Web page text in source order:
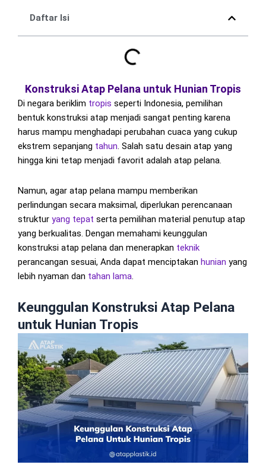
Daftar Isi
Konstruksi Atap Pelana untuk Hunian Tropis
Di negara beriklim tropis seperti Indonesia, pemilihan
bentuk konstruksi atap menjadi sangat penting karena
harus mampu menghadapi perubahan cuaca yang cukup
ekstrem sepanjang tahun. Salah satu desain atap yang
hingga kini tetap menjadi favorit adalah atap pelana.
Namun, agar atap pelana mampu memberikan
perlindungan secara maksimal, diperlukan perencanaan
struktur yang tepat serta pemilihan material penutup atap
yang berkualitas. Dengan memahami keunggulan
konstruksi atap pelana dan menerapkan teknik
perancangan sesuai, Anda dapat menciptakan hunian yang
lebih nyaman dan tahan lama.
Keunggulan Konstruksi Atap Pelana
untuk Hunian Tropis